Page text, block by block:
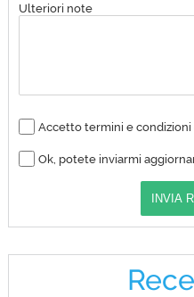
Ulteriori note
Accetto termini e
Ok, potete inviarmi
INVIA